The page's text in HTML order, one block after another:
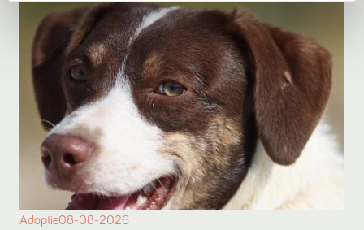
Adoptie08-08-2026